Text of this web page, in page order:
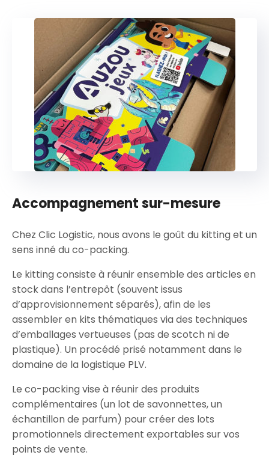
Accompagnement sur-mesure
Chez Clic Logistic, nous avons le goût du kitting et un
sens inné du co-packing.
Le kitting consiste à réunir ensemble des articles en
stock dans l’entrepôt (souvent issus
d’approvisionnement séparés), afin de les
assembler en kits thématiques via des techniques
d’emballages vertueuses (pas de scotch ni de
plastique). Un procédé prisé notamment dans le
domaine de la logistique PLV.
Le co-packing vise à réunir des produits
complémentaires (un lot de savonnettes, un
échantillon de parfum) pour créer des lots
promotionnels directement exportables sur vos
points de vente.